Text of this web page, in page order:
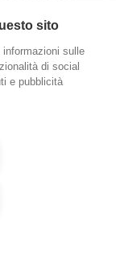
sito
sulle
di social
e pubblicità